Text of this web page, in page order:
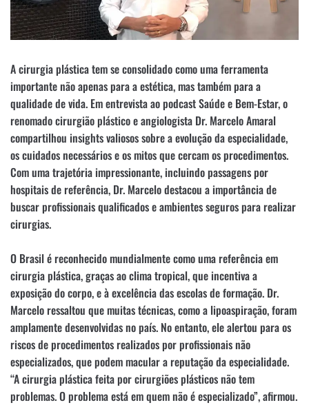
A cirurgia plástica tem se consolidado como uma ferramenta
importante não apenas para a estética, mas também para a
qualidade de vida. Em entrevista ao podcast Saúde e Bem-Estar, o
renomado cirurgião plástico e angiologista Dr. Marcelo Amaral
compartilhou insights valiosos sobre a evolução da especialidade,
os cuidados necessários e os mitos que cercam os procedimentos.
Com uma trajetória impressionante, incluindo passagens por
hospitais de referência, Dr. Marcelo destacou a importância de
buscar profissionais qualificados e ambientes seguros para realizar
cirurgias.
O Brasil é reconhecido mundialmente como uma referência em
cirurgia plástica, graças ao clima tropical, que incentiva a
exposição do corpo, e à excelência das escolas de formação. Dr.
Marcelo ressaltou que muitas técnicas, como a lipoaspiração, foram
amplamente desenvolvidas no país. No entanto, ele alertou para os
riscos de procedimentos realizados por profissionais não
especializados, que podem macular a reputação da especialidade.
“A cirurgia plástica feita por cirurgiões plásticos não tem
problemas. O problema está em quem não é especializado”, afirmou.